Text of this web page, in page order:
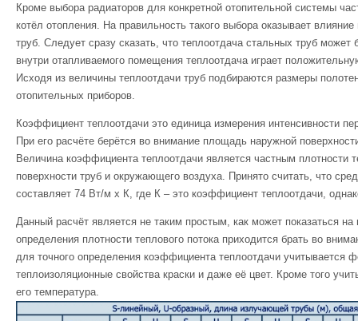
Кроме выбора радиаторов для конкретной отопительной системы
котёл отопления. На правильность такого выбора оказывает
труб. Следует сразу сказать, что теплоотдача стальных труб
внутри отапливаемого помещения теплоотдача играет
Исходя из величины теплоотдачи труб подбираются размеры
отопительных приборов.
Коэффициент теплоотдачи это единица измерения интенсивности
При его расчёте берётся во внимание площадь наружной
Величина коэффициента теплоотдачи является частным плотности
поверхности труб и окружающего воздуха. Принято считать, что
составляет 74 Вт/м x К, где К – это коэффициент теплоотдачи,
Данный расчёт является не таким простым, как может показаться
определения плотности теплового потока приходится брать во
для точного определения коэффициента теплоотдачи учитывается
теплоизоляционные свойства краски и даже её цвет. Кроме того
его температура.